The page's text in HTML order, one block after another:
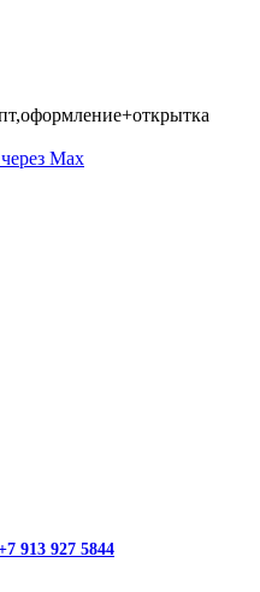
Max
913 927 5844